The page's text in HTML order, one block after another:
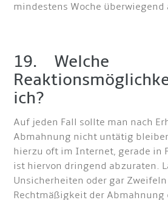
mindestens Woche überwiegend
19. Welche
ich?
Auf jeden Fall sollte man nach
Abmahnung nicht untätig
hierzu oft im Internet, gerade in
ist hiervon dringend abzuraten.
Unsicherheiten oder gar
Rechtmäßigkeit der